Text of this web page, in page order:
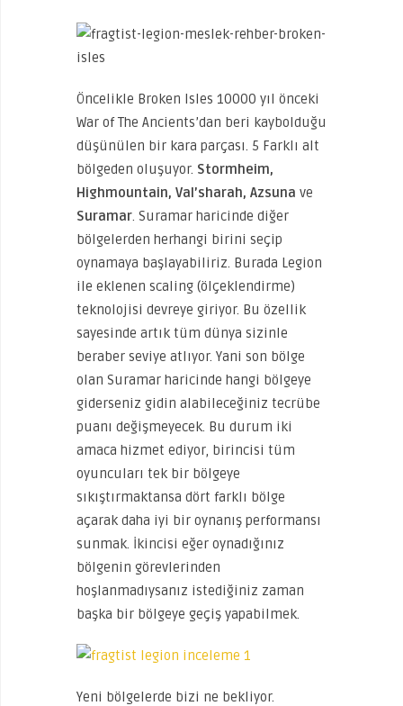
Öncelikle Broken Isles 10000 yıl önceki
War of The Ancients’dan beri kaybolduğu
düşünülen bir kara parçası. 5 Farklı alt
bölgeden oluşuyor. Stormheim,
Highmountain, Val’sharah, Azsuna ve
Suramar. Suramar haricinde diğer
bölgelerden herhangi birini seçip
oynamaya başlayabiliriz. Burada Legion
ile eklenen scaling (ölçeklendirme)
teknolojisi devreye giriyor. Bu özellik
sayesinde artık tüm dünya sizinle
beraber seviye atlıyor. Yani son bölge
olan Suramar haricinde hangi bölgeye
giderseniz gidin alabileceğiniz tecrübe
puanı değişmeyecek. Bu durum iki
amaca hizmet ediyor, birincisi tüm
oyuncuları tek bir bölgeye
sıkıştırmaktansa dört farklı bölge
açarak daha iyi bir oynanış performansı
sunmak. İkincisi eğer oynadığınız
bölgenin görevlerinden
hoşlanmadıysanız istediğiniz zaman
başka bir bölgeye geçiş yapabilmek.
Yeni bölgelerde bizi ne bekliyor.